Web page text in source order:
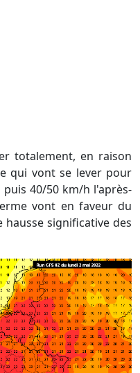
qui vont se lever pour
40/50 km/h l'après-
vont en faveur du
significative des